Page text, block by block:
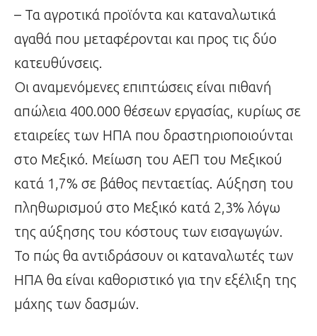
– Τα αγροτικά προϊόντα και καταναλωτικά
αγαθά που μεταφέρονται και προς τις δύο
κατευθύνσεις.
Οι αναμενόμενες επιπτώσεις είναι πιθανή
απώλεια 400.000 θέσεων εργασίας, κυρίως σε
εταιρείες των ΗΠΑ που δραστηριοποιούνται
στο Μεξικό. Μείωση του ΑΕΠ του Μεξικού
κατά 1,7% σε βάθος πενταετίας. Αύξηση του
πληθωρισμού στο Μεξικό κατά 2,3% λόγω
της αύξησης του κόστους των εισαγωγών.
Το πώς θα αντιδράσουν οι καταναλωτές των
ΗΠΑ θα είναι καθοριστικό για την εξέλιξη της
μάχης των δασμών.